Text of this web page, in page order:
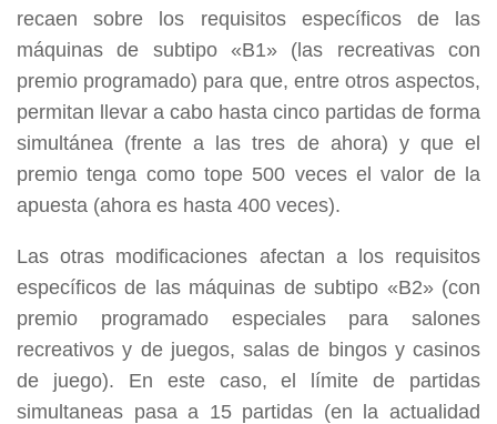
recaen sobre los requisitos específicos de las
máquinas de subtipo «B1» (las recreativas con
premio programado) para que, entre otros aspectos,
permitan llevar a cabo hasta cinco partidas de forma
simultánea (frente a las tres de ahora) y que el
premio tenga como tope 500 veces el valor de la
apuesta (ahora es hasta 400 veces).
Las otras modificaciones afectan a los requisitos
específicos de las máquinas de subtipo «B2» (con
premio programado especiales para salones
recreativos y de juegos, salas de bingos y casinos
de juego). En este caso, el límite de partidas
simultaneas pasa a 15 partidas (en la actualidad